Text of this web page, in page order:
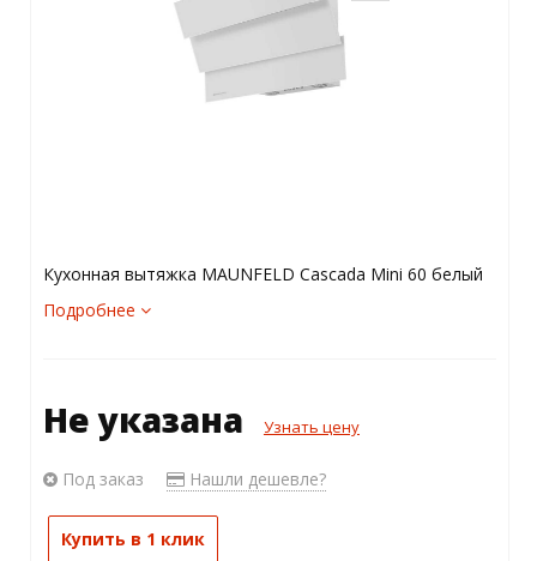
Кухонная вытяжка MAUNFELD Cascada Mini 60 белый
Подробнее
Не указана Узнать цену
Под заказ Нашли дешевле?
Купить в 1 клик